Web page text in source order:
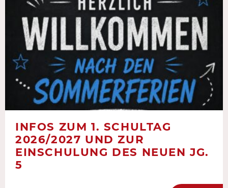
INFOS ZUM 1. SCHULTAG
2026/2027 UND ZUR
EINSCHULUNG DES NEUEN JG.
5